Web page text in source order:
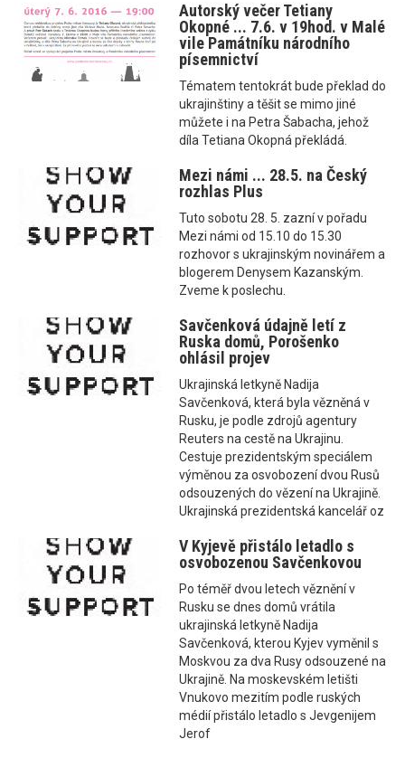
Autorský večer Tetiany
Okopné ... 7.6. v 19hod. v Malé
vile Památníku národního
písemnictví
Tématem tentokrát bude překlad do
ukrajinštiny a těšit se mimo jiné
můžete i na Petra Šabacha, jehož
díla Tetiana Okopná překládá.
Mezi námi ... 28.5. na Český
rozhlas Plus
Tuto sobotu 28. 5. zazní v pořadu
Mezi námi od 15.10 do 15.30
rozhovor s ukrajinským novinářem a
blogerem Denysem Kazanským.
Zveme k poslechu.
Savčenková údajně letí z
Ruska domů, Porošenko
ohlásil projev
Ukrajinská letkyně Nadija
Savčenková, která byla vězněná v
Rusku, je podle zdrojů agentury
Reuters na cestě na Ukrajinu.
Cestuje prezidentským speciálem
výměnou za osvobození dvou Rusů
odsouzených do vězení na Ukrajině.
Ukrajinská prezidentská kancelář oz
V Kyjevě přistálo letadlo s
osvobozenou Savčenkovou
Po téměř dvou letech věznění v
Rusku se dnes domů vrátila
ukrajinská letkyně Nadija
Savčenková, kterou Kyjev vyměnil s
Moskvou za dva Rusy odsouzené na
Ukrajině. Na moskevském letišti
Vnukovo mezitím podle ruských
médií přistálo letadlo s Jevgenijem
Jerof